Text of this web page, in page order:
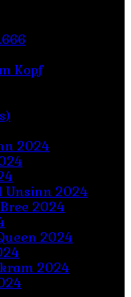
Kopf
2024
Unsinn 2024
2024
2024
2024